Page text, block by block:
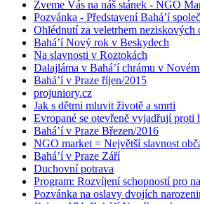
Zveme Vás na náš stánek - NGO
Pozvánka - Představení Bahá’í
Ohlédnutí za veletrhem neziskových
Bahá’í Nový rok v Beskydech
Na slavnosti v Roztokách
Dalajláma v Bahá’í chrámu v
Bahá’í v Praze říjen/2015
projuniory.cz
Jak s dětmi mluvit životě a smrti
Evropané se otevřeně vyjadřují proti
Bahá’í v Praze Březen/2016
NGO market = Největší slavnost
Bahá’í v Praze Září
Duchovní potrava
Program: Rozvíjení schopností pro
Pozvánka na oslavy dvojích